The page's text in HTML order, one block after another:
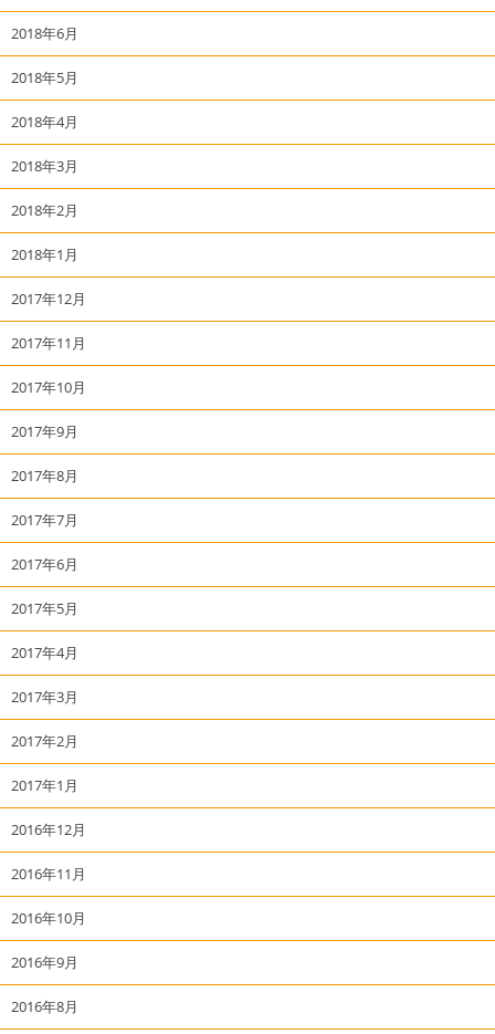
2018年6月
2018年5月
2018年4月
2018年3月
2018年2月
2018年1月
2017年12月
2017年11月
2017年10月
2017年9月
2017年8月
2017年7月
2017年6月
2017年5月
2017年4月
2017年3月
2017年2月
2017年1月
2016年12月
2016年11月
2016年10月
2016年9月
2016年8月